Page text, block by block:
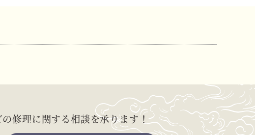
修理に関する相談を承ります！